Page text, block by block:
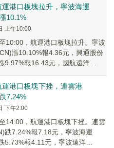
運港口板塊拉升，寧波海運
10.1%
上午10:00
10:00，航運港口板塊拉升。寧波
漲10.10%報4.36元，興通股份
9.97%報16.43元，國航遠洋
運港口板塊下挫，連雲港
7.24%
下午2:00
14:00，航運港口板塊下挫。連雲
跌7.24%報7.18元，寧波海運
5.73%報4.11元，寧波遠洋